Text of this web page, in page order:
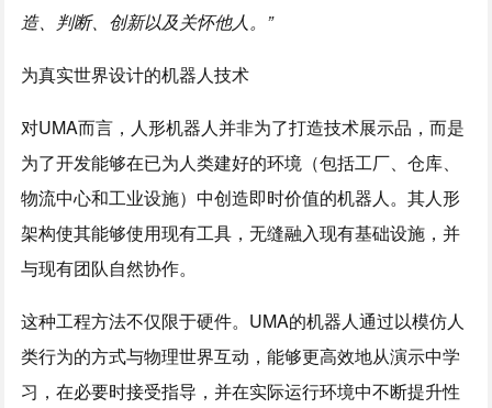
造、判断、创新以及关怀他人。”
为真实世界设计的机器人技术
对UMA而言，人形机器人并非为了打造技术展示品，而是
为了开发能够在已为人类建好的环境（包括工厂、仓库、
物流中心和工业设施）中创造即时价值的机器人。其人形
架构使其能够使用现有工具，无缝融入现有基础设施，并
与现有团队自然协作。
这种工程方法不仅限于硬件。UMA的机器人通过以模仿人
类行为的方式与物理世界互动，能够更高效地从演示中学
习，在必要时接受指导，并在实际运行环境中不断提升性